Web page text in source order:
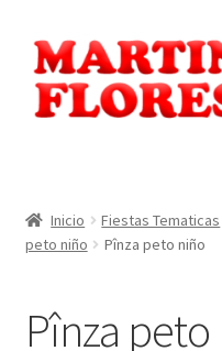
Ir
la
navegación
Ir
al
contenido
Tienda
Localización
Inicio Fiestas Tematicas
peto niño
Pînza peto niño
Pînza